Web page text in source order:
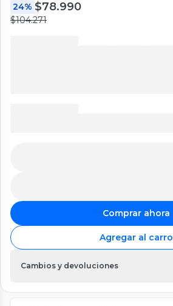
24% $78.990
$104.271
Comprar ahora
Agregar al carro
Cambios y devoluciones